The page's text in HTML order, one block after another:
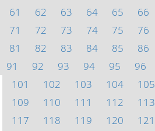
61
62 63 64 65 66
71
72 73 74 75 76
81
82 83 84 85 86
91
92 93 94 95 96
101
102 103 104 105
109
110 111 112 113
117
118 119 120 121